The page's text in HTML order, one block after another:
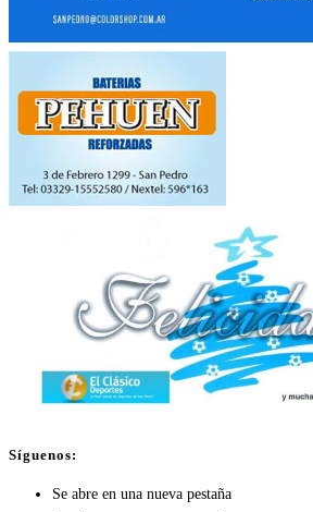
Síguenos:
Se abre en una nueva pestaña